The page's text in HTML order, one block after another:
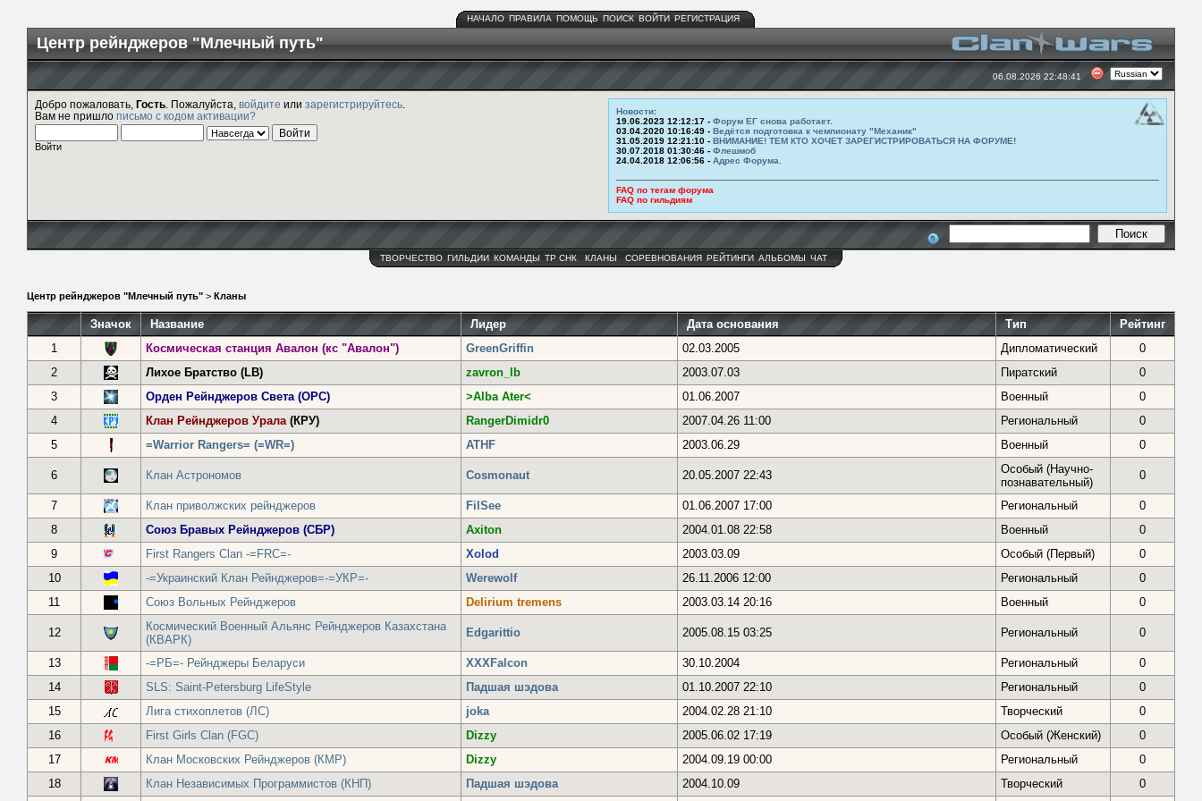
НАЧАЛО ПРАВИЛА ПОМОЩЬ ПОИСК ВОЙТИ РЕГИСТРАЦИЯ
Центр рейнджеров "Млечный путь"
06.08.2026 22:48:41
Добро пожаловать, Гость . Пожалуйста, войдите или зарегистрируйтесь
Вам не пришло письмо с кодом активации?
Войти
Новости:
19.06.2023 12:12:17 - Форум ЕГ снова работает.
03.04.2020 10:16:49 - Ведётся подготовка к чемпионату "Механик"
31.05.2019 12:21:10 - ВНИМАНИЕ! ТЕМ КТО ХОЧЕТ ЗАРЕГИСТРИРОВАТЬСЯ НА ФОРУМЕ!
30.07.2018 01:30:46 - Флешмоб
24.04.2018 12:06:56 - Адрес Форума.
FAQ по тегам форума
FAQ по гильдиям
ТВОРЧЕСТВО ГИЛЬДИИ КОМАНДЫ ТР СНК КЛАНЫ СОРЕВНОВАНИЯ РЕЙТИНГИ АЛЬБОМЫ ЧАТ
Центр рейнджеров "Млечный путь" > Кланы
Значок Название Лидер Дата основания Тип
Рейтинг
1
Космическая станция Авалон (кс "Авалон") GreenGriffin 02.03.2005 Дипломатический
0
2
Лихое Братство (LB) zavron_lb 2003.07.03 Пиратский
0
3
Орден Рейнджеров Света (ОРС) >Alba Ater< 01.06.2007 Военный
0
4
Клан Рейнджеров Урала (КРУ) RangerDimidr0 2007.04.26 11:00 Региональный
0
5
=Warrior Rangers= (=WR=) ATHF 2003.06.29 Военный 0
6 Клан Астрономов Cosmonaut 20.05.2007 22:43
Особый (Научно-
познавательный)
0
7 Клан приволжских рейнджеров FilSee 01.06.2007 17:00 Региональный
0
8
Союз Бравых Рейнджеров (СБР) Axiton 2004.01.08 22:58 Военный
0
9
First Rangers Clan -=FRC=- Xolod 2003.03.09 Оcобый (Первый)
0
10
-=Украинский Клан Рейнджеров=-=УКР=- Werewolf 26.11.2006 12:00 Региональный
0
11
Союз Вольных Рейнджеров Delirium tremens 2003.03.14 20:16 Военный 0
12
Космический Военный Альянс Рейнджеров Казахстана
(КВАРК)
Edgarittio 2005.08.15 03:25 Региональный 0
13 -=РБ=- Рейнджеры Беларуси XХXFalcon 30.10.2004 Региональный
0
14
SLS: Saint-Petersburg LifeStyle Падшая шэдова 01.10.2007 22:10 Региональный
0
15
Лига стихоплетов (ЛС) joka 2004.02.28 21:10 Творческий
0
16
First Girls Clan (FGC) Dizzy 2005.06.02 17:19 Особый (Женский)
0
17
Клан Московских Рейнджеров (КМР) Dizzy 2004.09.19 00:00 Региональный
0
18
Клан Независимых Программистов (КНП) Падшая шэдова 2004.10.09 Творческий 0